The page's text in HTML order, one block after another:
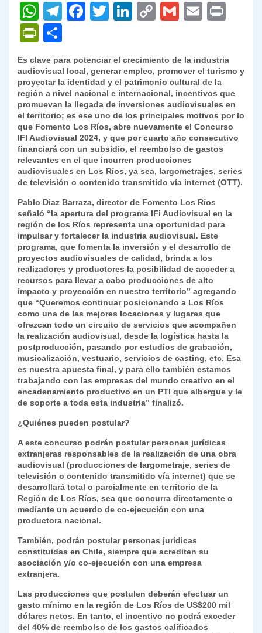
W
h
at
s
A
p
p
T
gr
a
m
F
e
b
o
o
k
T
er
Li
e
dI
n
C
y
Li
n
k
G
l
E
l
P
nt
Fr
ie
n
dl
y
m
p
ar
tir
Es clave para potenciar el crecimiento de la industria
audiovisual local, generar empleo, promover el turismo y
proyectar la identidad y el patrimonio cultural de la
región a nivel nacional e internacional, incentivos que
promuevan la llegada de inversiones audiovisuales en
el territorio; es ese uno de los principales motivos por lo
que Fomento Los Ríos, abre nuevamente el Concurso
IFI Audiovisual 2024, y que por cuarto año consecutivo
financiará con un subsidio, el reembolso de gastos
relevantes en el que incurren producciones
audiovisuales en Los Ríos, ya sea, largometrajes, series
de televisión o contenido transmitido vía internet (OTT).
Pablo Diaz Barraza, director de Fomento Los Ríos
señaló “la apertura del programa IFi Audiovisual en la
región de los Ríos representa una oportunidad para
impulsar y fortalecer la industria audiovisual. Este
programa, que fomenta la inversión y el desarrollo de
proyectos audiovisuales de calidad, brinda a los
realizadores y productores la posibilidad de acceder a
recursos para llevar a cabo producciones de alto
impacto y proyección en nuestro territorio” agregando
que “Queremos continuar posicionando a Los Ríos
como una de las mejores locaciones y lugares que
ofrezcan todo un circuito de servicios que acompañen
la realización audiovisual, desde la logística hasta la
postproducción, pasando por estudios de grabación,
musicalización, vestuario, servicios de casting, etc. Esa
es nuestra apuesta final, y para ello también estamos
trabajando con las empresas del mundo creativo en el
encadenamiento productivo en un PTI que albergue y le
de soporte a toda esta industria” finalizó.
¿Quiénes pueden postular?
A este concurso podrán postular personas jurídicas
extranjeras responsables de la realización de una obra
audiovisual (producciones de largometraje, series de
televisión o contenido transmitido vía internet) que se
desarrollará total o parcialmente en territorio de la
Región de Los Ríos, sea que concurra directamente o
mediante un acuerdo de co-ejecución con una
productora nacional.
También, podrán postular personas jurídicas
constituidas en Chile, siempre que acrediten su
asociación y/o co-ejecución con una empresa
extranjera.
Las producciones que postulen deberán efectuar un
gasto mínimo en la región de Los Ríos de US$200 mil
dólares netos. En tanto, el incentivo no podrá exceder
del 40% de reembolso de los gastos calificados